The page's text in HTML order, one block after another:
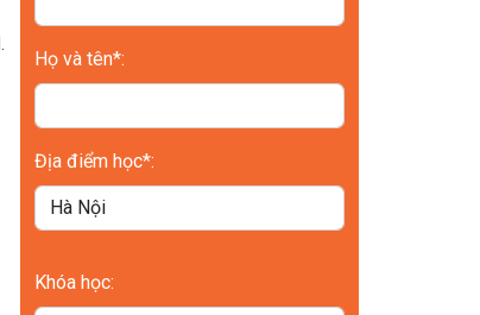
Họ và tên*:
Địa điểm học*:
Khóa học: